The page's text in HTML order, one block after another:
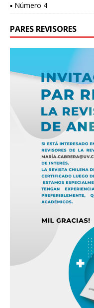
▪ Número 4
PARES REVISORES